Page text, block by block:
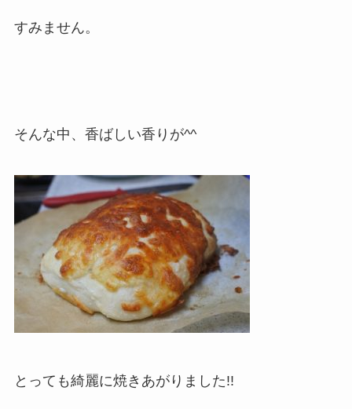
すみません。
そんな中、香ばしい香りが^^
とっても綺麗に焼きあがりました!!